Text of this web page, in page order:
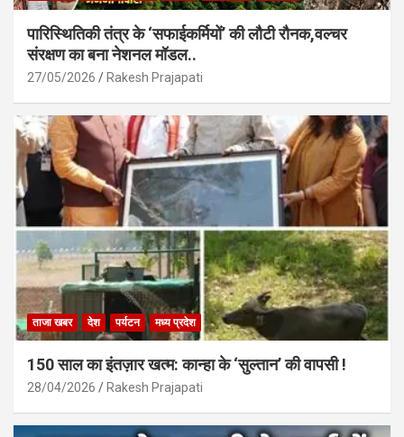
पारिस्थितिकी तंत्र के ‘सफाईकर्मियों’ की लौटी रौनक,वल्चर
संरक्षण का बना नेशनल मॉडल..
27/05/2026 Rakesh Prajapati
ताजा खबर देश पर्यटन मध्य प्रदेश
150 साल का इंतज़ार खत्म: कान्हा के ‘सुल्तान’ की वापसी !
28/04/2026 Rakesh Prajapati